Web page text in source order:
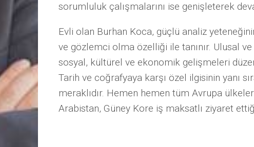
sorumluluk çalışmalarını ise genişleterek
Evli olan Burhan Koca, güçlü analiz
ve gözlemci olma özelliği ile tanınır. Ulusal ve
sosyal, kültürel ve ekonomik gelişmeleri
Tarih ve coğrafyaya karşı özel ilgisinin yanı
meraklıdır. Hemen hemen tüm Avrupa
Arabistan, Güney Kore iş maksatlı ziyaret